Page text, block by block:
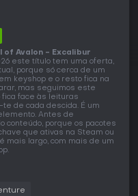
of Avalon - Excalibur
este título tem uma oferta,
porque só cerca de um
keyshop e o resto fica na
mas seguimos este
fica face às leituras
de cada descida. É um
Antes de
conteúdo, porque os pacotes
que ativas na Steam ou
mais largo, com mais de um